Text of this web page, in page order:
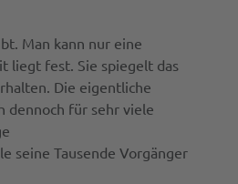
Man kann nur eine
liegt fest. Sie spiegelt das
Die eigentliche
dennoch für sehr viele
seine Tausende Vorgänger